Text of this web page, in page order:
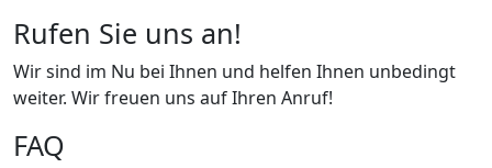
Rufen Sie uns an!
Wir sind im Nu bei Ihnen und helfen Ihnen unbedingt
weiter. Wir freuen uns auf Ihren Anruf!
FAQ